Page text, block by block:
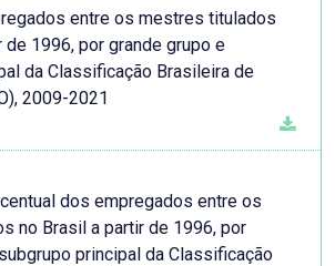
entre os mestres titulados
de 1996, por grande grupo e
da Classificação Brasileira de
2009-2021
dos empregados entre os
no Brasil a partir de 1996, por
principal da Classificação